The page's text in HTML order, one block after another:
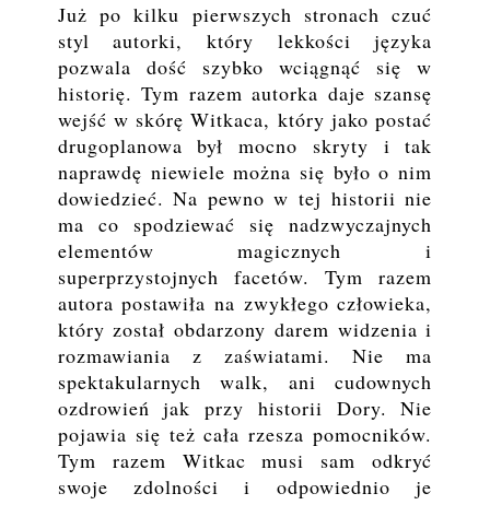
Już po kilku pierwszych stronach czuć
styl autorki, który lekkości języka
pozwala dość szybko wciągnąć się w
historię. Tym razem autorka daje szansę
wejść w skórę Witkaca, który jako postać
drugoplanowa był mocno skryty i tak
naprawdę niewiele można się było o nim
dowiedzieć. Na pewno w tej historii nie
ma co spodziewać się nadzwyczajnych
elementów magicznych i
superprzystojnych facetów. Tym razem
autora postawiła na zwykłego człowieka,
który został obdarzony darem widzenia i
rozmawiania z zaświatami. Nie ma
spektakularnych walk, ani cudownych
ozdrowień jak przy historii Dory. Nie
pojawia się też cała rzesza pomocników.
Tym razem Witkac musi sam odkryć
swoje zdolności i odpowiednio je